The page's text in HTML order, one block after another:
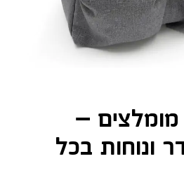
–
ונוחות בכל